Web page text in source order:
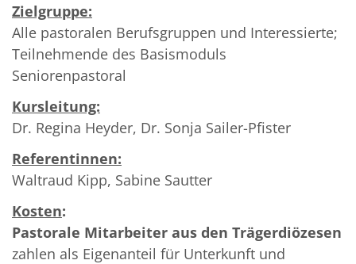
Zielgruppe:
Alle pastoralen Berufsgruppen und Interessierte;
Teilnehmende des Basismoduls
Seniorenpastoral
Kursleitung:
Dr. Regina Heyder, Dr. Sonja Sailer-Pfister
Referentinnen:
Waltraud Kipp, Sabine Sautter
Kosten:
Pastorale Mitarbeiter aus den Trägerdiözesen
zahlen als Eigenanteil für Unterkunft und